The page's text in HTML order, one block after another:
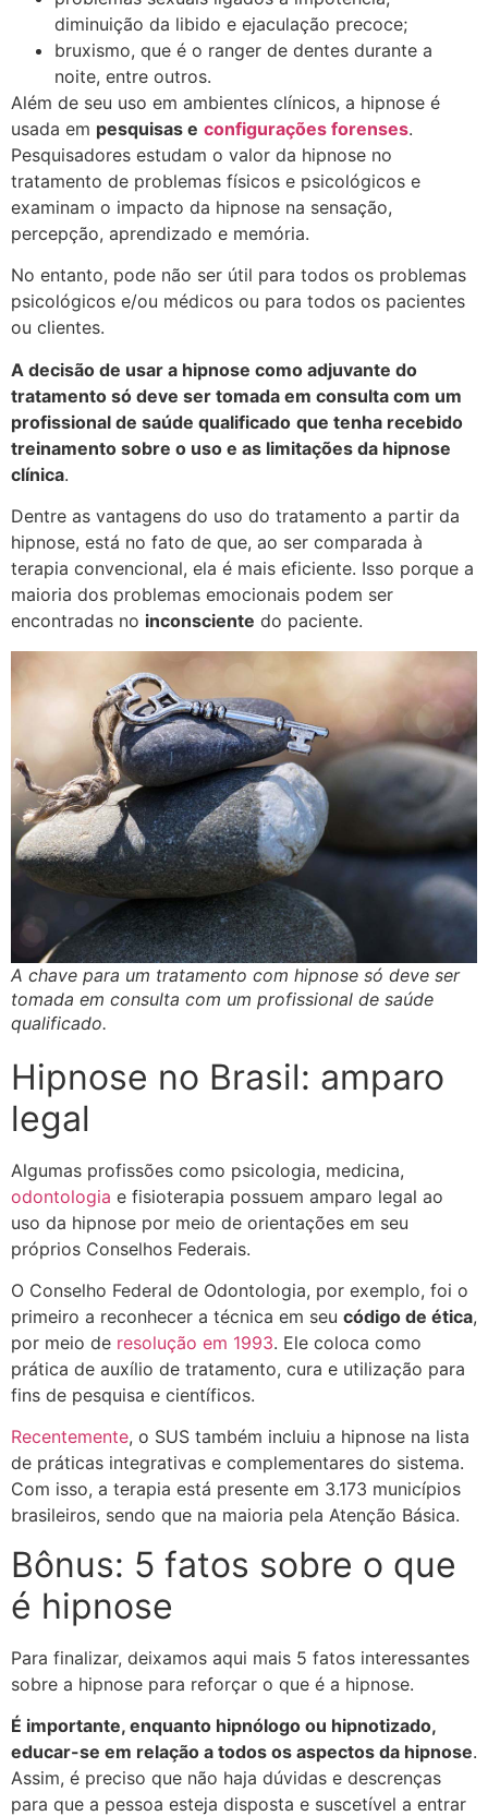
diminuição da libido e ejaculação precoce;
bruxismo, que é o ranger de dentes durante a
noite, entre outros.
Além de seu uso em ambientes clínicos, a hipnose é
usada em pesquisas e configurações forenses.
Pesquisadores estudam o valor da hipnose no
tratamento de problemas físicos e psicológicos e
examinam o impacto da hipnose na sensação,
percepção, aprendizado e memória.
No entanto, pode não ser útil para todos os problemas
psicológicos e/ou médicos ou para todos os pacientes
ou clientes.
A decisão de usar a hipnose como adjuvante do
tratamento só deve ser tomada em consulta com um
profissional de saúde qualificado que tenha recebido
treinamento sobre o uso e as limitações da hipnose
clínica.
Dentre as vantagens do uso do tratamento a partir da
hipnose, está no fato de que, ao ser comparada à
terapia convencional, ela é mais eficiente. Isso porque a
maioria dos problemas emocionais podem ser
encontradas no inconsciente do paciente.
A chave para um tratamento com hipnose só deve ser
tomada em consulta com um profissional de saúde
qualificado.
Hipnose no Brasil: amparo
legal
Algumas profissões como psicologia, medicina,
odontologia e fisioterapia possuem amparo legal ao
uso da hipnose por meio de orientações em seu
próprios Conselhos Federais.
O Conselho Federal de Odontologia, por exemplo, foi o
primeiro a reconhecer a técnica em seu código de ética,
por meio de resolução em 1993. Ele coloca como
prática de auxílio de tratamento, cura e utilização para
fins de pesquisa e científicos.
Recentemente, o SUS também incluiu a hipnose na lista
de práticas integrativas e complementares do sistema.
Com isso, a terapia está presente em 3.173 municípios
brasileiros, sendo que na maioria pela Atenção Básica.
Bônus: 5 fatos sobre o que
é hipnose
Para finalizar, deixamos aqui mais 5 fatos interessantes
sobre a hipnose para reforçar o que é a hipnose.
É importante, enquanto hipnólogo ou hipnotizado,
educar-se em relação a todos os aspectos da hipnose.
Assim, é preciso que não haja dúvidas e descrenças
para que a pessoa esteja disposta e suscetível a entrar